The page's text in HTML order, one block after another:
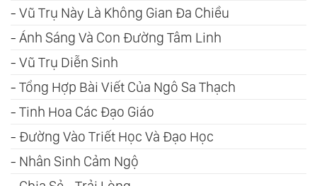
- Vũ Trụ Này Là Không Gian Đa Chiều
- Ánh Sáng Và Con Đường Tâm Linh
- Vũ Trụ Diễn Sinh
- Tổng Hợp Bài Viết Của Ngô Sa Thạch
- Tinh Hoa Các Đạo Giáo
- Đường Vào Triết Học Và Đạo Học
- Nhân Sinh Cảm Ngộ